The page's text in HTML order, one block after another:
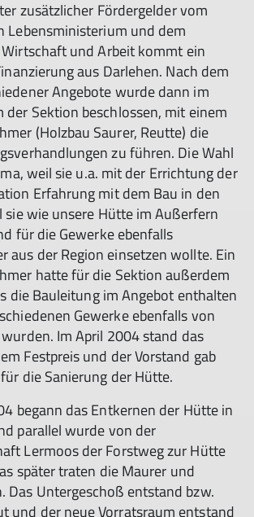
zusätzlicher Fördergelder vom
Lebensministerium und dem
und Arbeit kommt ein
aus Darlehen. Nach dem
Angebote wurde dann im
der Sektion beschlossen, mit einem
(Holzbau Saurer, Reutte) die
zu führen. Die Wahl
weil sie u.a. mit der Errichtung der
Erfahrung mit dem Bau in den
sie wie unsere Hütte im Außerfern
für die Gewerke ebenfalls
aus der Region einsetzen wollte. Ein
hatte für die Sektion außerdem
die Bauleitung im Angebot enthalten
Gewerke ebenfalls von
Im April 2004 stand das
Festpreis und der Vorstand gab
die Sanierung der Hütte.
begann das Entkernen der Hütte in
parallel wurde von der
Lermoos der Forstweg zur Hütte
später traten die Maurer und
Das Untergeschoß entstand bzw.
und der neue Vorratsraum entstand